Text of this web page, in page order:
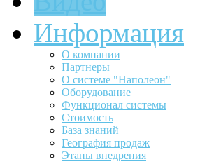
Информация
О компании
Партнеры
О системе "Наполеон"
Оборудование
Функционал системы
Стоимость
База знаний
География продаж
Этапы внедрения